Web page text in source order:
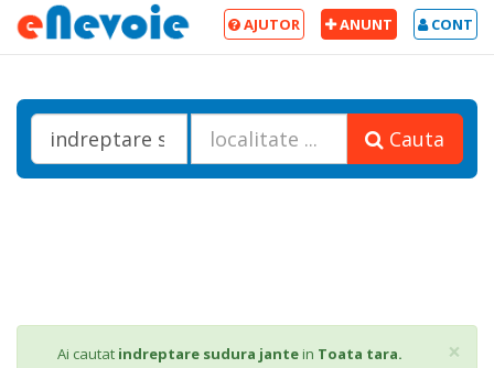
CONT
ANUNT
AJUTOR
Cauta
×
Ai cautat indreptare sudura jantein Toata tara.